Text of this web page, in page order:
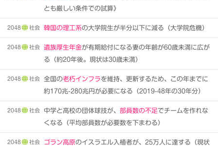
とも厳しい条件での試算》
2048 社会 韓国の理工系の大学院生が半分以下に減る（大学院危機）
2048 社会 遺族厚生年金が有期給付になる妻の年齢が60歳未満に広が
る（約20年後。現状は30歳未満）
2048 社会 全国の老朽インフラを維持、更新するため、この年までに
約170兆-280兆円が必要になる（2019-48年の30年分）
2048 社会 中学と高校の団体球技が、 部員数の不足でチームを作れな
くなる（平均部員数が必要数を下まわる）
2048 社会 ゴラン高原のイスラエル入植者が、25万人に達する（現状